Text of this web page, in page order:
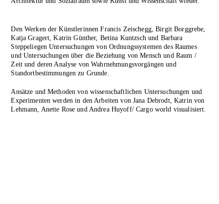
Den Werken der Künstlerinnen Francis Zeischegg, Birgit Borggrebe,
Katja Gragert, Katrin Günther, Betina Kuntzsch und Barbara
Steppeliegen Untersuchungen von Ordnungssystemen des Raumes
und Untersuchungen über die Beziehung von Mensch und Raum /
Zeit und deren Analyse von Wahrnehmungsvorgängen und
Standortbestimmungen zu Grunde.
Ansätze und Methoden von wissenschaftlichen Untersuchungen und
Experimenten werden in den Arbeiten von Jana Debrodt, Katrin von
Lehmann, Anette Rose und Andrea Huyoff/ Cargo world visualisiert.